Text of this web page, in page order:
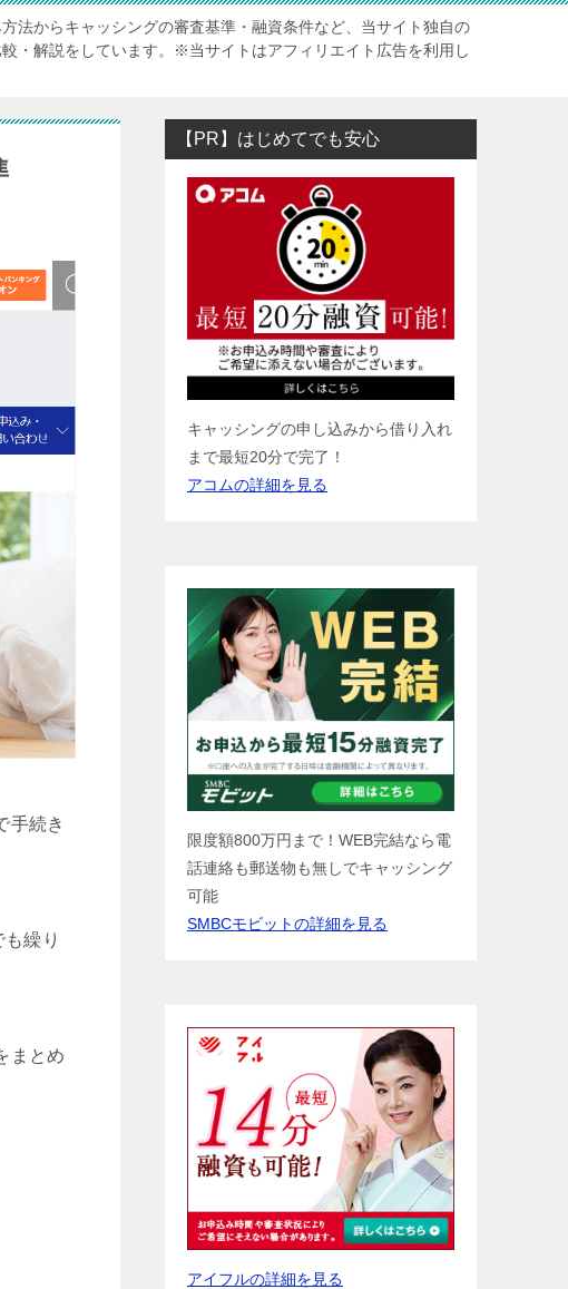
法からキャッシングの審査基準・融資条件など、当サイト独自の
・解説をしています。※当サイトはアフィリエイト広告を利用し
手続き
繰り
まとめ
【PR】はじめてでも安心
キャッシングの申し込みから借り入れ
まで最短20分で完了！
アコムの詳細を見る
限度額800万円まで！WEB完結なら電
話連絡も郵送物も無しでキャッシング
可能
SMBCモビットの詳細を見る
アイフルの詳細を見る